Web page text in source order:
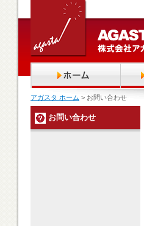
アガスタ ホーム > お問い合わせ
お問い合わせ